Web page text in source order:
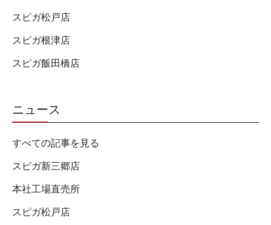
スピガ松戸店
スピガ根津店
スピガ飯田橋店
ニュース
すべての記事を見る
スピガ新三郷店
本社工場直売所
スピガ松戸店